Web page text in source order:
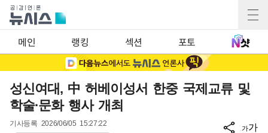
메인 랭킹 섹션 포토
성신여대, 中 허베이성서 한중 국제교류 및
학술·문화 행사 개최
기사등록 2026/06/05 15:27:22
가가